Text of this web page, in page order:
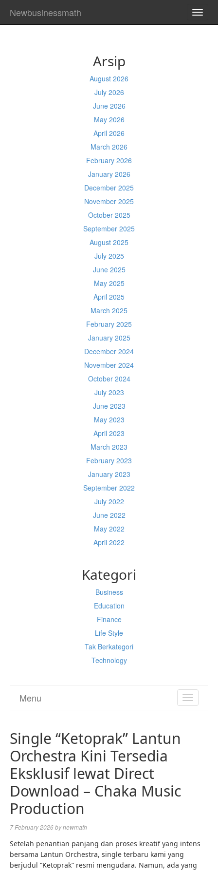
Newbusinessmath
Arsip
August 2026
July 2026
June 2026
May 2026
April 2026
March 2026
February 2026
January 2026
December 2025
November 2025
October 2025
September 2025
August 2025
July 2025
June 2025
May 2025
April 2025
March 2025
February 2025
January 2025
December 2024
November 2024
October 2024
July 2023
June 2023
May 2023
April 2023
March 2023
February 2023
January 2023
September 2022
July 2022
June 2022
May 2022
April 2022
Kategori
Business
Education
Finance
Life Style
Tak Berkategori
Technology
TOGGLE
Menu
Single “Ketoprak” Lantun
Orchestra Kini Tersedia
Eksklusif lewat Direct
Download – Chaka Music
Production
7 February 2026bynewmath
Setelah penantian panjang dan proses kreatif yang intens
bersama Lantun Orchestra, single terbaru kami yang
berjudul “Ketoprak” resmi mengudara. Namun, ada yang